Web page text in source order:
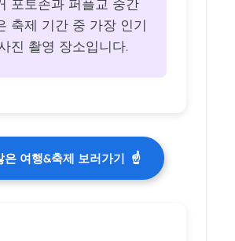
축제 기간 중 가장 인기
진 촬영 장소입니다.
은 여행&축제 보러가기 ☝️